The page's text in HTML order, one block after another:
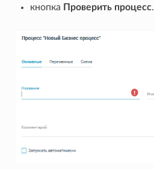
кнопка Проверить процесс.